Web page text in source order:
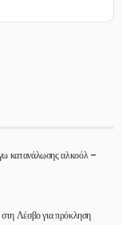
κατανάλωσης αλκοόλ –
στη Λέσβο για πρόκληση